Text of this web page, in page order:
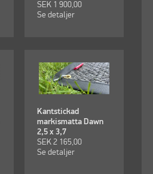
SEK 1 900,00
Se detaljer
Kantstickad
markismatta Dawn
2,5 x 3,7
SEK 2 165,00
Se detaljer